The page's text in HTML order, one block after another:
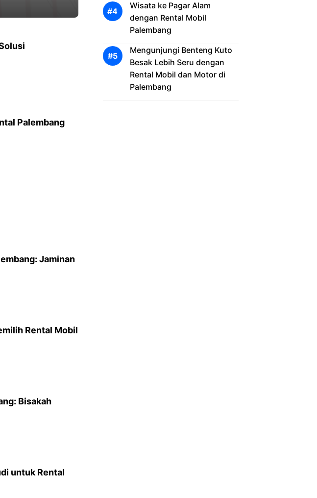
Palembang
Jaminan
Rental Mobil
Bisakah
untuk Rental
Wisata ke Pagar Alam
dengan Rental Mobil
Palembang
Mengunjungi Benteng Kuto
Besak Lebih Seru dengan
Rental Mobil dan Motor di
Palembang